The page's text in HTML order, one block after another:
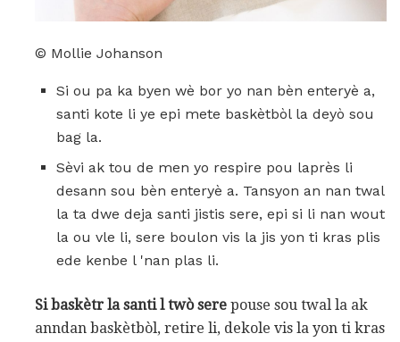
© Mollie Johanson
Si ou pa ka byen wè bor yo nan bèn enteryè a,
santi kote li ye epi mete baskètbòl la deyò sou
bag la.
Sèvi ak tou de men yo respire pou laprès li
desann sou bèn enteryè a. Tansyon an nan twal
la ta dwe deja santi jistis sere, epi si li nan wout
la ou vle li, sere boulon vis la jis yon ti kras plis
ede kenbe l 'nan plas li.
Si baskètr la santi l twò sere pouse sou twal la ak
anndan baskètbòl, retire li, dekole vis la yon ti kras